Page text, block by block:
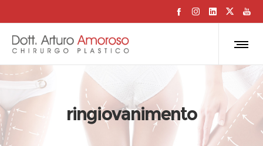
ringiovanimento